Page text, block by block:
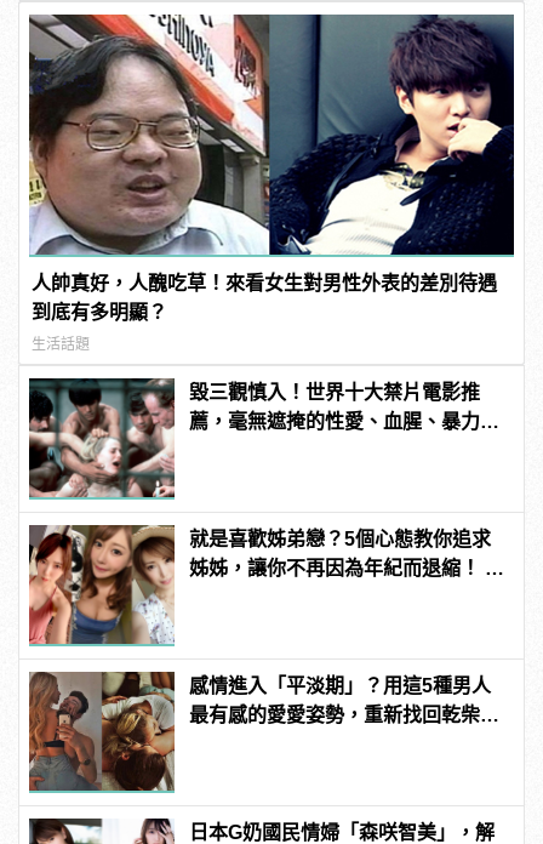
人帥真好，人醜吃草！來看女生對男性外表的差別待遇
到底有多明顯？
生活話題
毀三觀慎入！世界十大禁片電影推
薦，毫無遮掩的性愛、血腥、暴力、
就是喜歡姊弟戀？5個心態教你追求
姊姊，讓你不再因為年紀而退縮！ |
感情進入「平淡期」？用這5種男人
最有感的愛愛姿勢，重新找回乾柴烈
日本G奶國民情婦「森咲智美」，解